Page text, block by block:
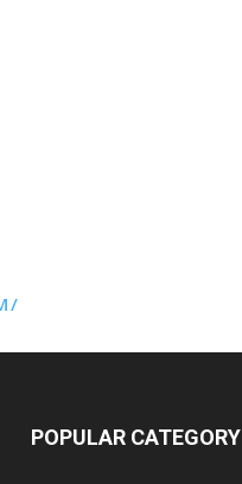
POPULAR CATEGORY